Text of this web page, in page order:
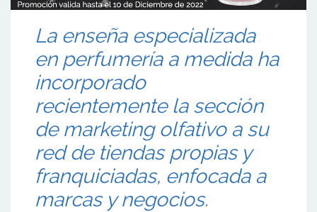
La enseña especializada
en perfumería a medida ha
incorporado
recientemente la sección
de marketing olfativo a su
red de tiendas propias y
franquiciadas, enfocada a
marcas y negocios.